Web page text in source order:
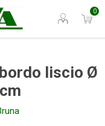
0
liscio Ø